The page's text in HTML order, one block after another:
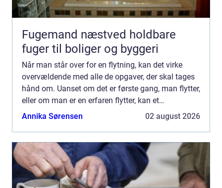
Fugemand næstved holdbare
fuger til boliger og byggeri
Når man står over for en flytning, kan det virke
overvældende med alle de opgaver, der skal tages
hånd om. Uanset om det er første gang, man flytter,
eller om man er en erfaren flytter, kan et
professionelt flyttefirma ...
Annika Sørensen 02 august 2026